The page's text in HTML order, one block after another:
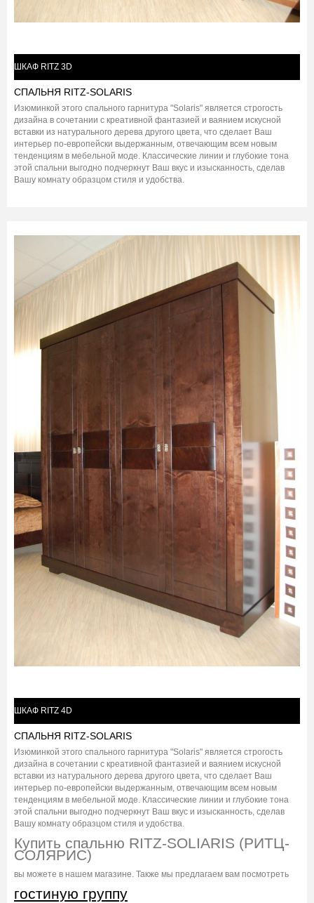
ШКАФ RITZ 3D
СПАЛЬНЯ RITZ-SOLARIS
Изюминкой этого спального гарнитура "Solaris" является строгость
дизайна в сочетании с креативной фантазией и ваянием искусной
вставки из натурального дерева другого цвета, что сделает Ваш
интерьер по-европейски выдержанным, отвечающим всем новым
тенденциям в мебельной моде. Классические линии и глубокие тона
этой спальни выгодно подчеркнут Ваш вкус и изысканность, сделав
Вашу комнату образцом стиля и удобства.
ШКАФ RITZ 4D
СПАЛЬНЯ RITZ-SOLARIS
Изюминкой этого спального гарнитура "Solaris" является строгость
дизайна в сочетании с креативной фантазией и ваянием искусной
вставки из натурального дерева другого цвета, что сделает Ваш
интерьер по-европейски выдержанным, отвечающим всем новым
тенденциям в мебельной моде. Классические линии и глубокие тона
этой спальни выгодно подчеркнут Ваш вкус и изысканность, сделав
Вашу комнату образцом стиля и удобства.
Купить спальню RITZ-SOLIARIS (РИТЦ-
СОЛЯРИС)
вы можете в нашем магазине. Также мы предлагаем вам посмотреть
гостиную группу